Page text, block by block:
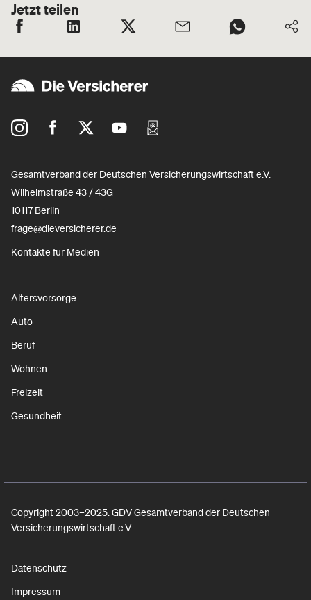
Jetzt teilen
Gesamtverband der Deutschen Versicherungswirtschaft e.V.
Wilhelmstraße 43 / 43G
10117 Berlin
frage@dieversicherer.de
Kontakte für Medien
Altersvorsorge
Auto
Beruf
Wohnen
Freizeit
Gesundheit
Copyright 2003–2025: GDV Gesamtverband der Deutschen
Versicherungswirtschaft e.V.
Datenschutz
Impressum